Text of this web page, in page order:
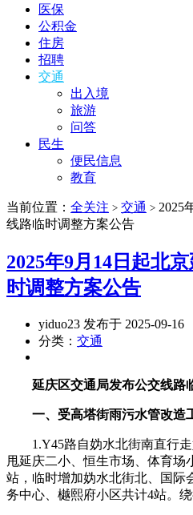
医保
公积金
住房
招聘
交通
出入境
旅游
问答
民生
便民信息
教育
当前位置： 全关注 > 交通 > 2025
线路临时调整方案公告
2025年9月14日起北
时调整方案公告
yiduo23 发布于 2025-09-16
分类： 交通
延庆区交通局发布公交线路
一、受高塔街雨污水管改造工
1.Y45路自妫水北街南直行走
甩延庆二小、恒生市场、体育场
站，临时增加妫水北街北、国际
务中心、樾熙府小区共计4站。绕